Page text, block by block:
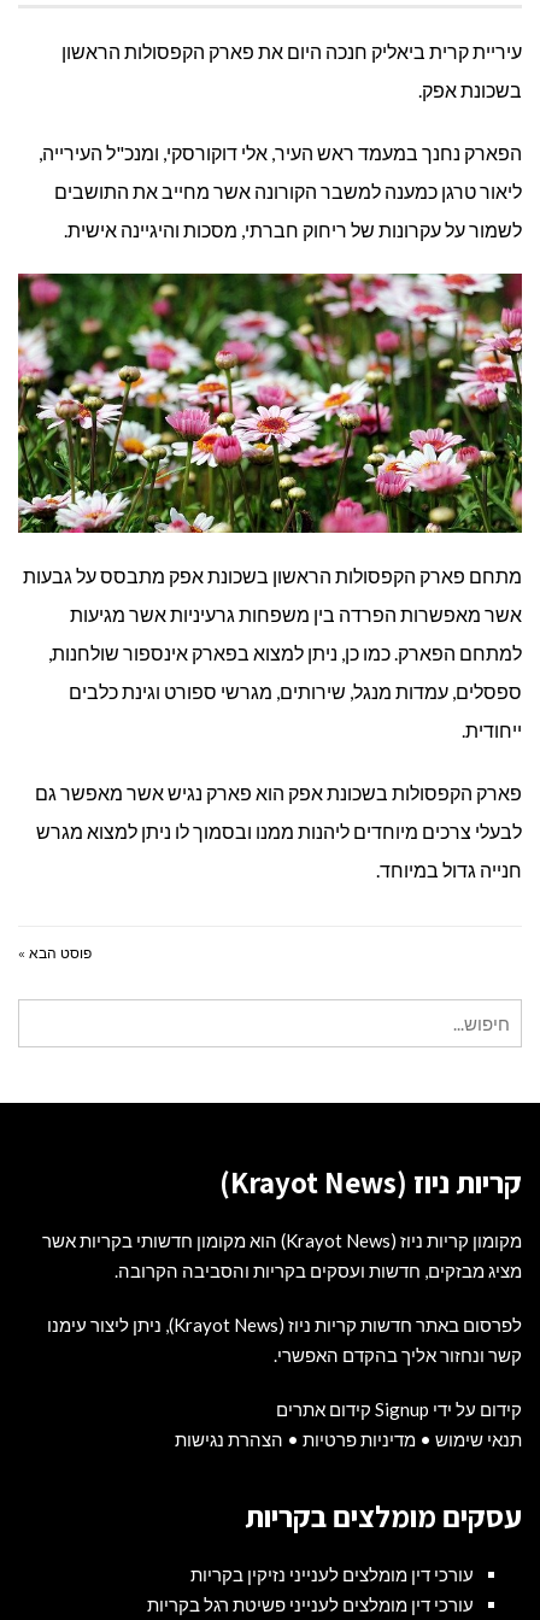
הקפסולות
הראשון
בשכונת
אפק
עיריית קרית ביאליק חנכה היום את פארק הקפסולות הראשון
בשכונת אפק.
הפארק נחנך במעמד ראש העיר, אלי דוקורסקי, ומנכ"ל העירייה,
ליאור טרגן כמענה למשבר הקורונה אשר מחייב את התושבים
לשמור על עקרונות של ריחוק חברתי, מסכות והיגיינה אישית.
מתחם פארק הקפסולות הראשון בשכונת אפק מתבסס על גבעות
אשר מאפשרות הפרדה בין משפחות גרעיניות אשר מגיעות
למתחם הפארק. כמו כן, ניתן למצוא בפארק אינספור שולחנות,
ספסלים, עמדות מנגל, שירותים, מגרשי ספורט וגינת כלבים
ייחודית.
פארק הקפסולות בשכונת אפק הוא פארק נגיש אשר מאפשר גם
לבעלי צרכים מיוחדים ליהנות ממנו ובסמוך לו ניתן למצוא מגרש
חנייה גדול במיוחד.
פוסט הבא »
עבור:
קריות ניוז (Krayot News)
מקומון קריות ניוז (Krayot News) הוא מקומון חדשותי בקריות אשר
מציג מבזקים, חדשות ועסקים בקריות והסביבה הקרובה.
לפרסום באתר חדשות קריות ניוז (Krayot News), ניתן ליצור עימנו
קשר ונחזור אליך בהקדם האפשרי.
קידום על ידי Signup קידום אתרים
תנאי שימוש • מדיניות פרטיות • הצהרת נגישות
עסקים מומלצים בקריות
עורכי דין מומלצים לענייני נזיקין בקריות
עורכי דין מומלצים לענייני פשיטת רגל בקריות